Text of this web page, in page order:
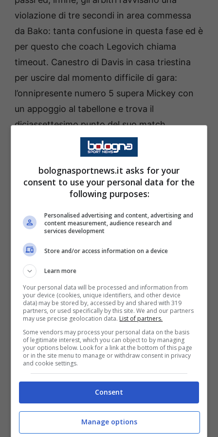
violazione di tre secondi in area commessa
da Bako: tanta confusione in questa fase ed è
per questo che coach Legovich chiama
timeout. Canestro di Davis in casa triestina
per uscire dal momento difficile di gara:
l’onnipresente numero 5 supera Mickey con
un appoggio al tabellone e trova il
diciassettesimo punto del suo match.
Stoppata di Spencer ai danni di Bako, ma i
biancorossi non ne approfittano, perdendo
palla a pochi secondi dall’inizio della loro
azione offensiva. Cordinier si lancia verso il
ferro, cerca il fondo della retina in reverse,
ma viene fermato fallosamente: 1/2 a
cronometro fermo per lui. Ad otto secondi dal
termine del parziale arriva un 2/2 da parte di
Gaines; Scariolo vuole vederci chiaro
sull’ultima azione offensiva dei suoi e li
richiama in panchina. Tripla di Mickey sulla
sirena di fine quarto ed è 47-39 a metà
TERZO QUARTO
Ad inizio ripresa sbaglia Davis dopo un fade-
away smarcante, ma la Virtus non riesce a
segnare e allora Pacher punisce con un
ingresso in area condito da un morbido
bolognasportnews.it asks for your
consent to use your personal data for the
following purposes:
Personalised advertising and content, advertising and
content measurement, audience research and
services development
Store and/or access information on a device
Learn more
Your personal data will be processed and information from
your device (cookies, unique identifiers, and other device
data) may be stored by, accessed by and shared with 319
partners, or used specifically by this site. We and our partners
may use precise geolocation data. List of partners.
Some vendors may process your personal data on the basis
of legitimate interest, which you can object to by managing
your options below. Look for a link at the bottom of this page
or in the site menu to manage or withdraw consent in privacy
and cookie settings.
Consent
Manage options